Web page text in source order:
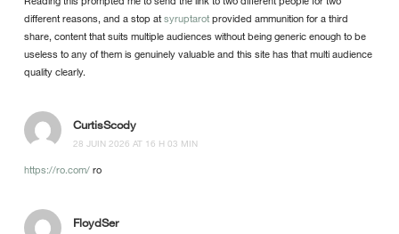
different reasons, and a stop atsyruptarotprovided ammunition for a third
share, content that suits multiple audiences without being generic enough to be
useless to any of them is genuinely valuable and this site has that multi audience
quality clearly.
CurtisScody
28 JUIN 2026 AT 16 H 03 MIN
https://ro.com/ro
FloydSer